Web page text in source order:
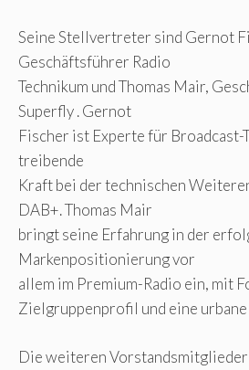
Seine Stellvertreter sind Gernot
Geschäftsführer Radio
Technikum und Thomas Mair,
Superfly . Gernot
Fischer ist Experte für Broadcast-
treibende
Kraft bei der technischen
DAB+. Thomas Mair
bringt seine Erfahrung in der
Markenpositionierung vor
allem im Premium-Radio ein, mit
Zielgruppenprofil und eine
Die weiteren